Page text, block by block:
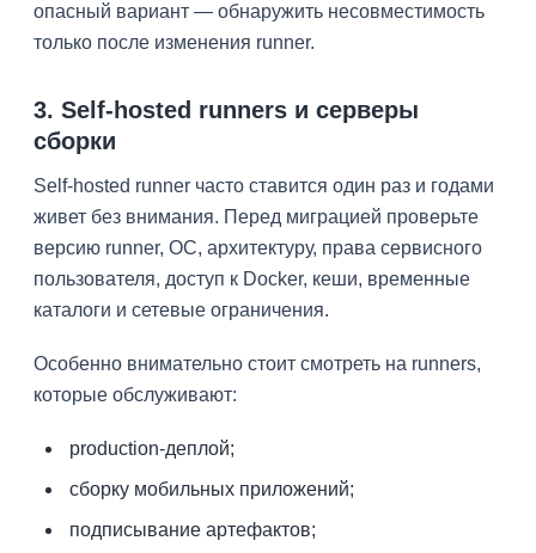
опасный вариант — обнаружить несовместимость
только после изменения runner.
3. Self-hosted runners и серверы
сборки
Self-hosted runner часто ставится один раз и годами
живет без внимания. Перед миграцией проверьте
версию runner, ОС, архитектуру, права сервисного
пользователя, доступ к Docker, кеши, временные
каталоги и сетевые ограничения.
Особенно внимательно стоит смотреть на runners,
которые обслуживают:
production-деплой;
сборку мобильных приложений;
подписывание артефактов;